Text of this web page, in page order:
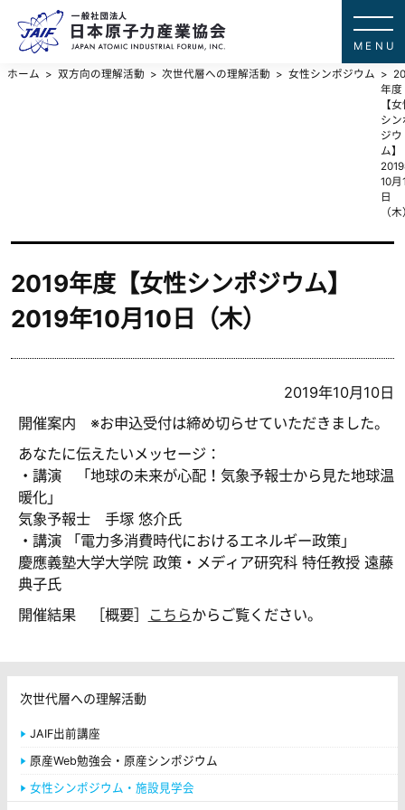
ホーム 双方向の理解活動 次世代層への理解活動 女性シンポジウム
年度
【
シン
ジウ
ム】
10月
日
（
2019年度【女性シンポジウム】
2019年10月10日（木）
2019年10月10日
開催案内 ※お申込受付は締め切らせていただきました。
あなたに伝えたいメッセージ：
・講演 「地球の未来が心配！気象予報士から見た地球温
暖化」
気象予報士 手塚 悠介氏
・講演 「電力多消費時代におけるエネルギー政策」
慶應義塾大学大学院 政策・メディア研究科 特任教授 遠藤
典子氏
開催結果 ［概要］
こちらからご覧ください。
次世代層への理解活動
JAIF出前講座
原産Web勉強会・原産シンポジウム
女性シンポジウム・施設見学会